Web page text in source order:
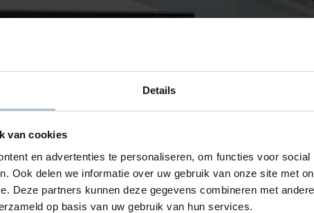
Details
van cookies
en advertenties te personaliseren, om functies voor
Ook delen we informatie over uw gebruik van onze site met
Deze partners kunnen deze gegevens combineren met
op basis van uw gebruik van hun services.